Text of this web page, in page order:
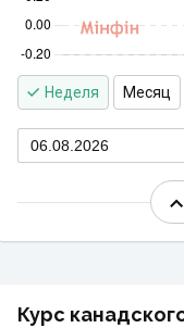
Неделя Месяц
06.08.2026
Курс